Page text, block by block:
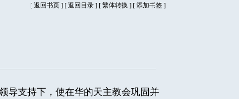
[ 返回书页 ] [ 返回目录 ] [ 繁体转换 ] [ 添加书签 ]
导支持下，使在华的天主教会巩固并